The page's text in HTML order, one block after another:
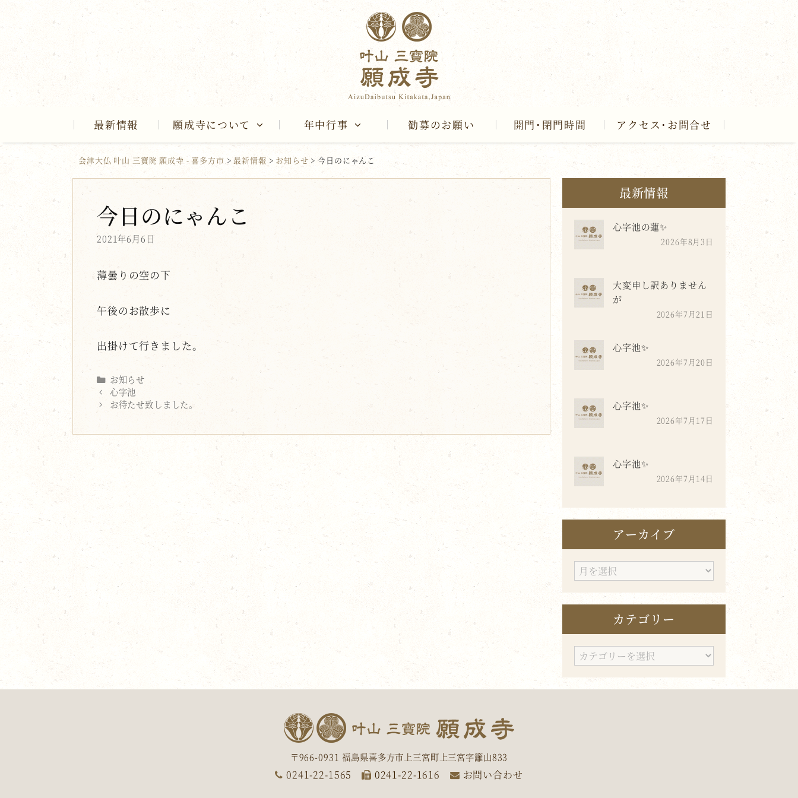
to
content
最新情報 願成寺について 年中行事 勧募のお願い 開門･閉門時間 アクセス･お問合せ
会津大仏 叶山 三寶院 願成寺 - 喜多方市 >最新情報 > お知らせ >今日のにゃんこ
今日のにゃんこ
2021年6月6日
薄曇りの空の下
午後のお散歩に
出掛けて行きました。
Categories
お知らせ
心字池
お待たせ致しました。
最新情報
心字池の蓮✨
2026年8月3日
大変申し訳ありません
が
2026年7月21日
心字池✨
2026年7月20日
心字池✨
2026年7月17日
心字池✨
2026年7月14日
アーカイブ
ア
カ
ブ
カテゴリー
カ
ゴ
〒966-0931 福島県喜多方市上三宮町上三宮字籬山833
0241-22-1565 0241-22-1616 お問い合わせ